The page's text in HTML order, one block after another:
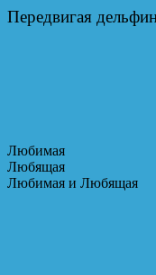
Передвигая
Любимая
Любящая
Любимая и Любящая